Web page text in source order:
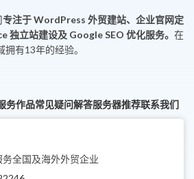
专注于 WordPress 外贸建站、企业官网定
独立站建设及 Google SEO 优化服务。 在
有13年的经验。
务作品常见疑问解答服务器推荐联系我们
全国及海外外贸企业